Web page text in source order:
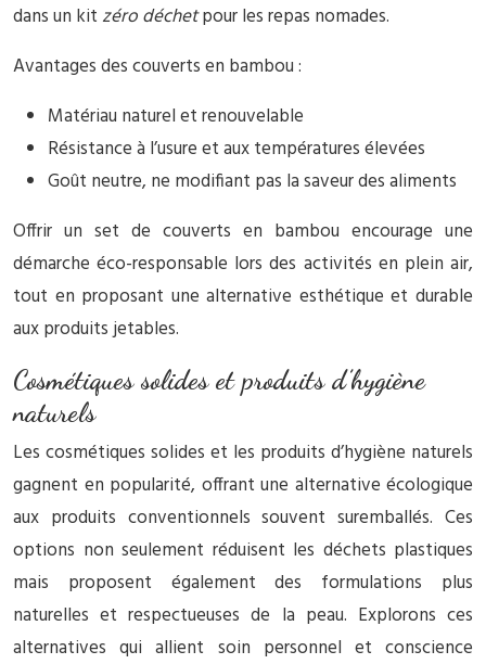
dans un kitzéro déchetpour les repas nomades.
Avantages des couverts en bambou :
Matériau naturel et renouvelable
Résistance à l’usure et aux températures élevées
Goût neutre, ne modifiant pas la saveur des aliments
Offrir un set de couverts en bambou encourage une
démarche éco-responsable lors des activités en plein air,
tout en proposant une alternative esthétique et durable
aux produits jetables.
Cosmétiques solides et produits d’hygiène
naturels
Les cosmétiques solides et les produits d’hygiène naturels
gagnent en popularité, offrant une alternative écologique
aux produits conventionnels souvent suremballés. Ces
options non seulement réduisent les déchets plastiques
mais proposent également des formulations plus
naturelles et respectueuses de la peau. Explorons ces
alternatives qui allient soin personnel et conscience